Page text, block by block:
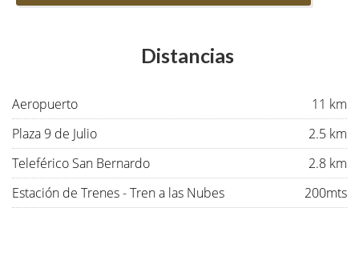
Distancias
Aeropuerto
11 km
Plaza 9 de Julio
2.5 km
Teleférico San Bernardo
2.8 km
Estación de Trenes - Tren a las Nubes
200mts